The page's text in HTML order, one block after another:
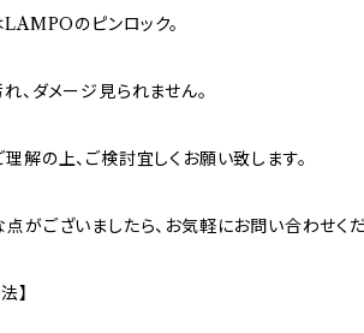
LAMPOのピンロック。
、ダメージ見られません。
解の上、ご検討宜しくお願い致します。
がございましたら、お気軽にお問い合わせくだ
】